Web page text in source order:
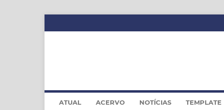
ATUAL ACERVO NOTÍCIAS TEMPLATE